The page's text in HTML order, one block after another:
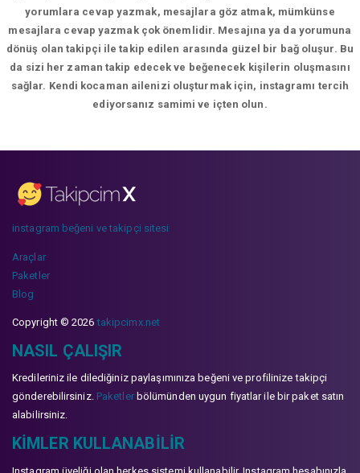
yorumlara cevap yazmak, mesajlara göz atmak, mümkünse
mesajlara cevap yazmak çok önemlidir. Mesajına ya da yorumuna
dönüş olan takipçi ile takip edilen arasında güzel bir bağ oluşur. Bu
da sizi her zaman takip edecek ve beğenecek kişilerin oluşmasını
sağlar. Kendi kocaman ailenizi oluşturmak için, instagramı tercih
ediyorsanız samimi ve içten olun.
instagram beğeni ve takipçi sitesi
Araçlar
Paketler
Blog
Copyright © 2026takipcimx.net
NASIL ÇALIŞIR
Kredileriniz ile dilediğiniz paylaşımınıza beğeni ve profilinize takipçi
gönderebilirsiniz. Paketlerbölümünden uygun fiyatlar ile bir paket satın
alabilirsiniz.
KIMLER KULLANABILIR
Instagram üyeliği olan herkes sistemi kullanabilir. Instagram hesabınızla